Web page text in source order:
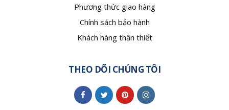
Phương thức giao hàng
Chính sách bảo hành
Khách hàng thân thiết
THEO DÕI CHÚNG TÔI